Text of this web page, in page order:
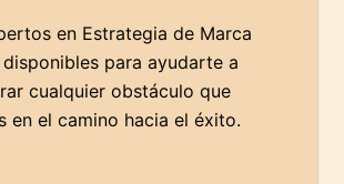
en Estrategia de Marca
para ayudarte a
cualquier obstáculo que
en el camino hacia el éxito.